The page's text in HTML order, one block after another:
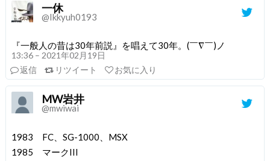
一休
@Ikkyuh0193
『一般人の昔は30年前説』を唱えて30年。(￣∇￣)ノ
13:36 – 2021年02月19日
返信
リツイート お気に入り
MW岩井
@mwiwai
1983 FC、SG-1000、MSX
1985 マークIII